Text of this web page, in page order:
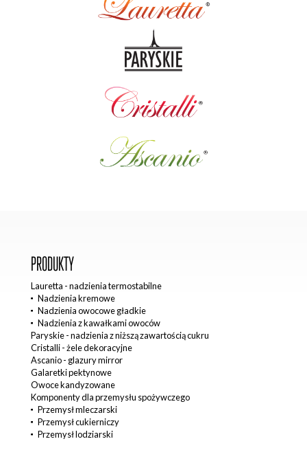
PRODUKTY
Lauretta - nadzienia termostabilne
Nadzienia kremowe
Nadzienia owocowe gładkie
Nadzienia z kawałkami owoców
Paryskie - nadzienia z niższą zawartością cukru
Cristalli - żele dekoracyjne
Ascanio - glazury mirror
Galaretki pektynowe
Owoce kandyzowane
Komponenty dla przemysłu spożywczego
Przemysł mleczarski
Przemysł cukierniczy
Przemysł lodziarski